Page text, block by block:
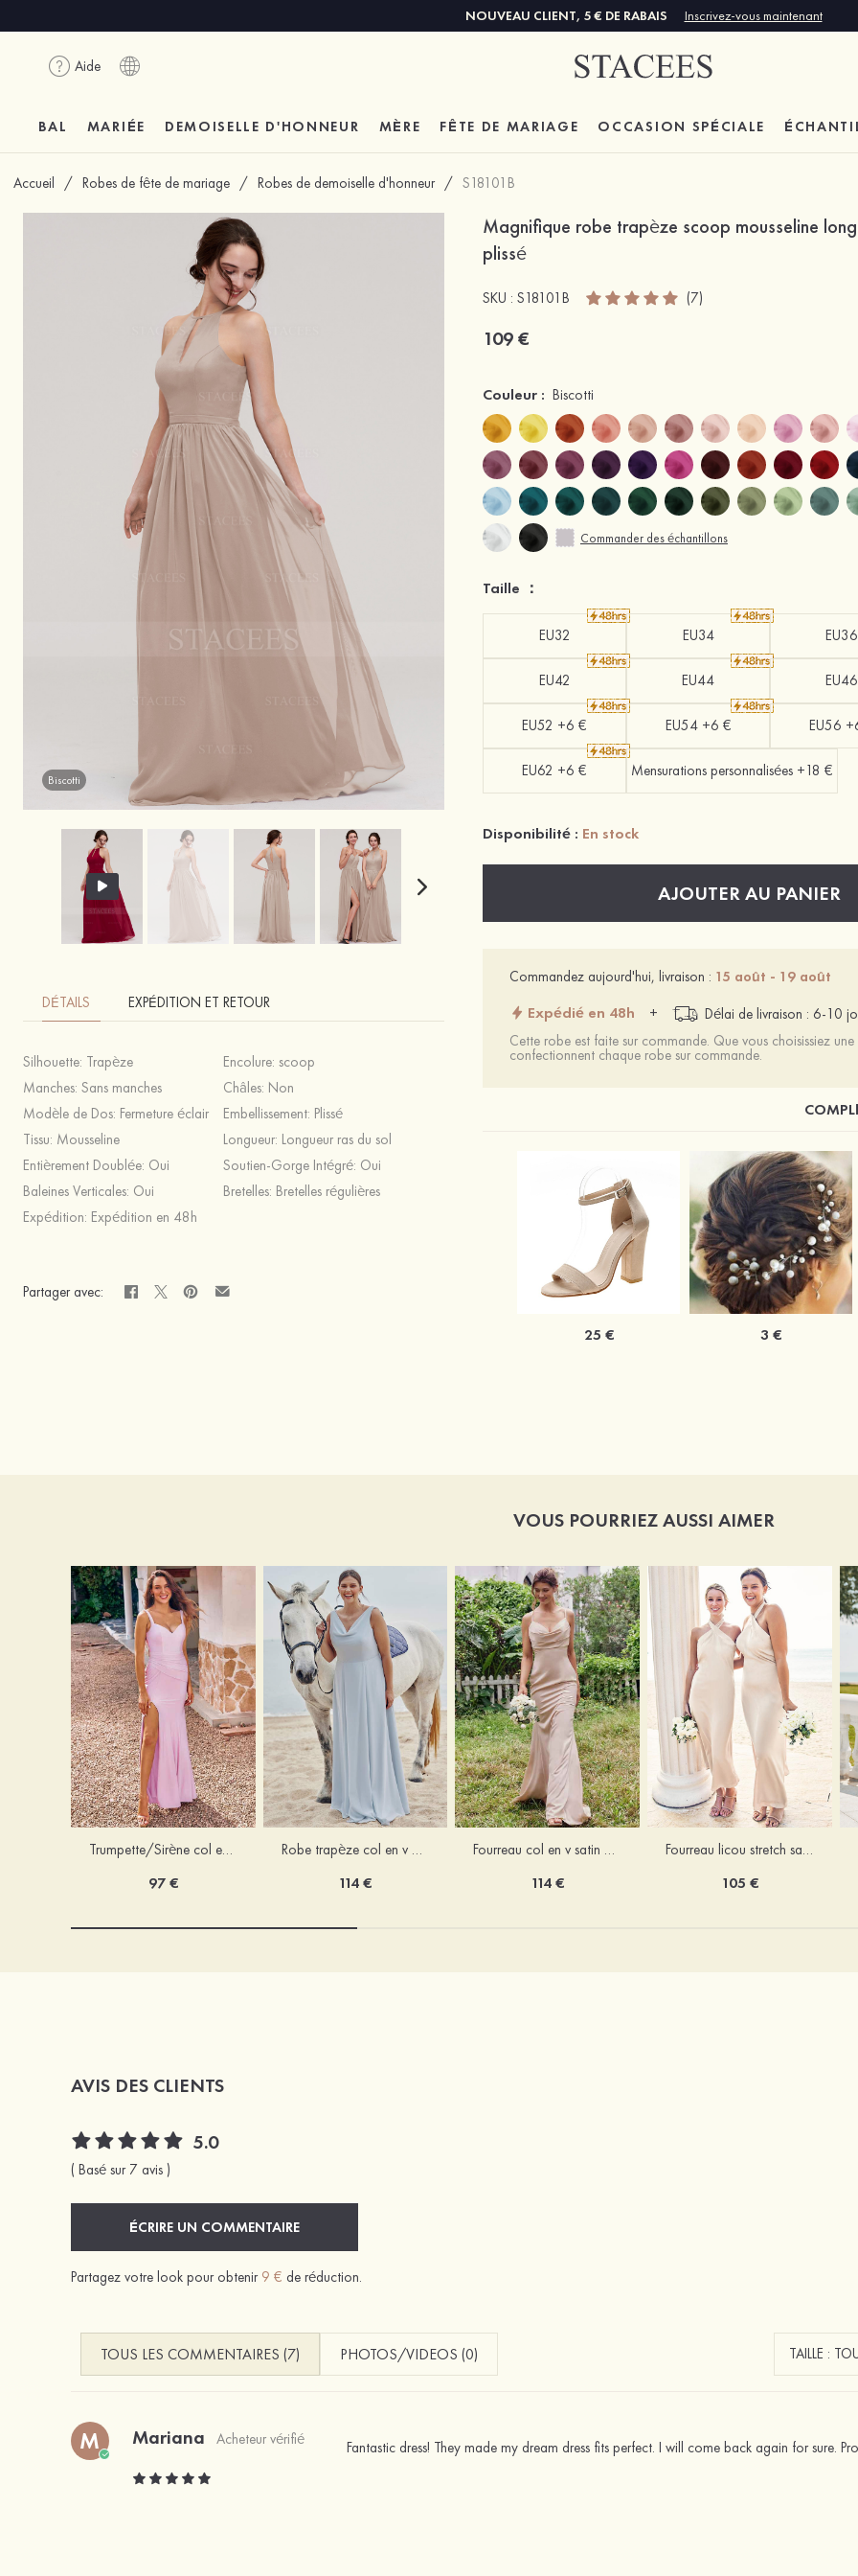
NOUVEAU CLIENT, 5 € DE RABAIS Inscrivez-vous maintenant
Aide
BAL MARIÉE DEMOISELLE D'HONNEUR MÈRE FÊTE DE MARIAGE OCCASION SPÉCIALE
Accueil / Robes de fête de mariage / Robes de demoiselle d'honneur / S18101B
Biscotti
DÉTAILS EXPÉDITION ET RETOUR
Silhouette: Trapèze Encolure: scoop
Manches: Sans manches Châles: Non
Modèle de Dos: Fermeture éclair Embellissement: Plissé
Tissu: Mousseline Longueur: Longueur ras du sol
Entièrement Doublée: Oui Soutien-Gorge Intégré: Oui
Baleines Verticales: Oui Bretelles: Bretelles régulières
Expédition: Expédition en 48h
Partager avec:
Magnifique robe trapèze scoop mousseline
plissé
SKU : S18101B (7)
109 €
Couleur : Biscotti
Commander des échantillons
Taille ：
EU32 EU34 EU36
EU42 EU44 EU46
EU52 +6 € EU54 +6 € EU56
EU62 +6 € Mensurations personnalisées +18 €
Disponibilité : En stock
AJOUTER AU PANIER
Commandez aujourd'hui, livraison : 15 août - 19 août
Expédié en 48h + Délai de livraison : 6-10
Cette robe est faite sur commande. Que vous choisissiez
confectionnent chaque robe sur commande.
25 € 3 €
VOUS POURRIEZ AUSSI AIMER
Trumpette/Sirène col en v jersey ras du sol robe de demoiselle d'honneur
97 €
Robe trapèze col en v mousseline ras du sol robe de demoiselle d'honneur
114 €
Fourreau col en v satin extensible ras du sol robe de demoiselle d'honneur
114 €
Fourreau licou stretch satin longueur cheville robe de demoiselle d'honneur
105 €
AVIS DES CLIENTS
5.0
( Basé sur 7 avis )
ÉCRIRE UN COMMENTAIRE
Partagez votre look pour obtenir 9 € de réduction.
TOUS LES COMMENTAIRES (7) PHOTOS/VIDEOS (0)
M Mariana Acheteur vérifié Fantastic dress! They made my dream dress fits perfect. I will come back again for sure.